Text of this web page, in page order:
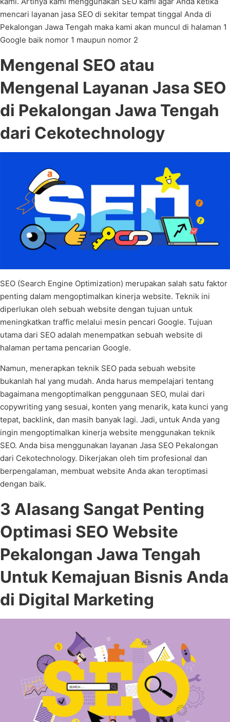
mencari layanan jasa SEO di sekitar tempat tinggal Anda di
Pekalongan Jawa Tengah maka kami akan muncul di halaman 1
Google baik nomor 1 maupun nomor 2
Mengenal SEO atau
Mengenal Layanan Jasa SEO
di Pekalongan Jawa Tengah
dari Cekotechnology
SEO (Search Engine Optimization) merupakan salah satu faktor
penting dalam mengoptimalkan kinerja website. Teknik ini
diperlukan oleh sebuah website dengan tujuan untuk
meningkatkan traffic melalui mesin pencari Google. Tujuan
utama dari SEO adalah menempatkan sebuah website di
halaman pertama pencarian Google.
Namun, menerapkan teknik SEO pada sebuah website
bukanlah hal yang mudah. Anda harus mempelajari tentang
bagaimana mengoptimalkan penggunaan SEO, mulai dari
copywriting yang sesuai, konten yang menarik, kata kunci yang
tepat, backlink, dan masih banyak lagi. Jadi, untuk Anda yang
ingin mengoptimalkan kinerja website menggunakan teknik
SEO. Anda bisa menggunakan layanan Jasa SEO Pekalongan
dari Cekotechnology. Dikerjakan oleh tim profesional dan
berpengalaman, membuat website Anda akan teroptimasi
dengan baik.
3 Alasang Sangat Penting
Optimasi SEO Website
Pekalongan Jawa Tengah
Untuk Kemajuan Bisnis Anda
di Digital Marketing